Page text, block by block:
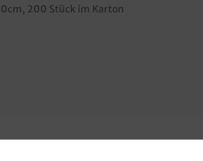
200 Stück im Karton